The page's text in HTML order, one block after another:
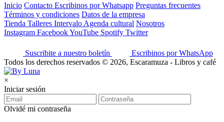
Inicio Contacto Escribinos por Whatsapp Preguntas frecuentes
Términos y condiciones Datos de la empresa
Tienda Talleres Intervalo Agenda cultural Nosotros
Instagram FacebookYouTube Spotify Twitter
Suscribite a nuestro boletín
Escribinos por WhatsApp
Todos los derechos reservados © 2026, Escaramuza - Libros y café
×
Iniciar sesión
Olvidé mi contraseña